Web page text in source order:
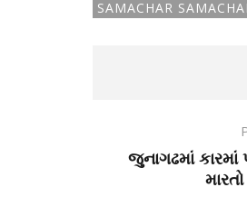
SAMACHAR
જુનાગઢમાં કારમાં